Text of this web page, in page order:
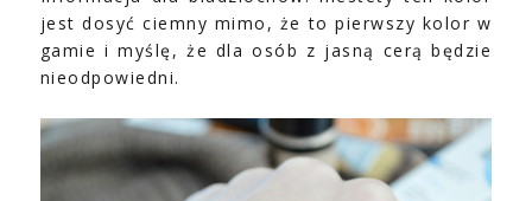
jest dosyć ciemny mimo, że to pierwszy kolor w
gamie i myślę, że dla osób z jasną cerą będzie
nieodpowiedni.